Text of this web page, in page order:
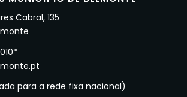
Cabral, 135
para a rede fixa nacional)